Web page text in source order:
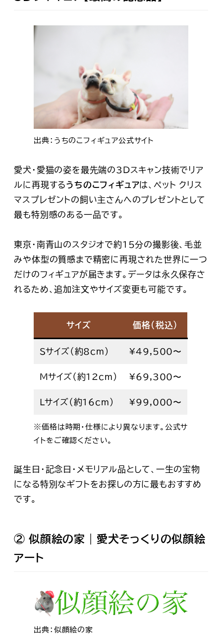
出典：うちのこフィギュア公式サイト
愛犬・愛猫の姿を最先端の3Dスキャン技術でリア
ルに再現するうちのこフィギュアは、ペット クリス
マスプレゼントの飼い主さんへのプレゼントとして
最も特別感のある一品です。
東京・南青山のスタジオで約15分の撮影後、毛並
みや体型の質感まで精密に再現された世界に一つ
だけのフィギュアが届きます。データは永久保存さ
れるため、追加注文やサイズ変更も可能です。
サイズ 価格（税込）
Sサイズ（約8cm） ¥49,500〜
Mサイズ（約12cm） ¥69,300〜
Lサイズ（約16cm） ¥99,000〜
※価格は時期・仕様により異なります。公式サ
イトをご確認ください。
誕生日・記念日・メモリアル品として、一生の宝物
になる特別なギフトをお探しの方に最もおすすめ
です。
② 似顔絵の家｜愛犬そっくりの似顔絵
アート
出典：似顔絵の家